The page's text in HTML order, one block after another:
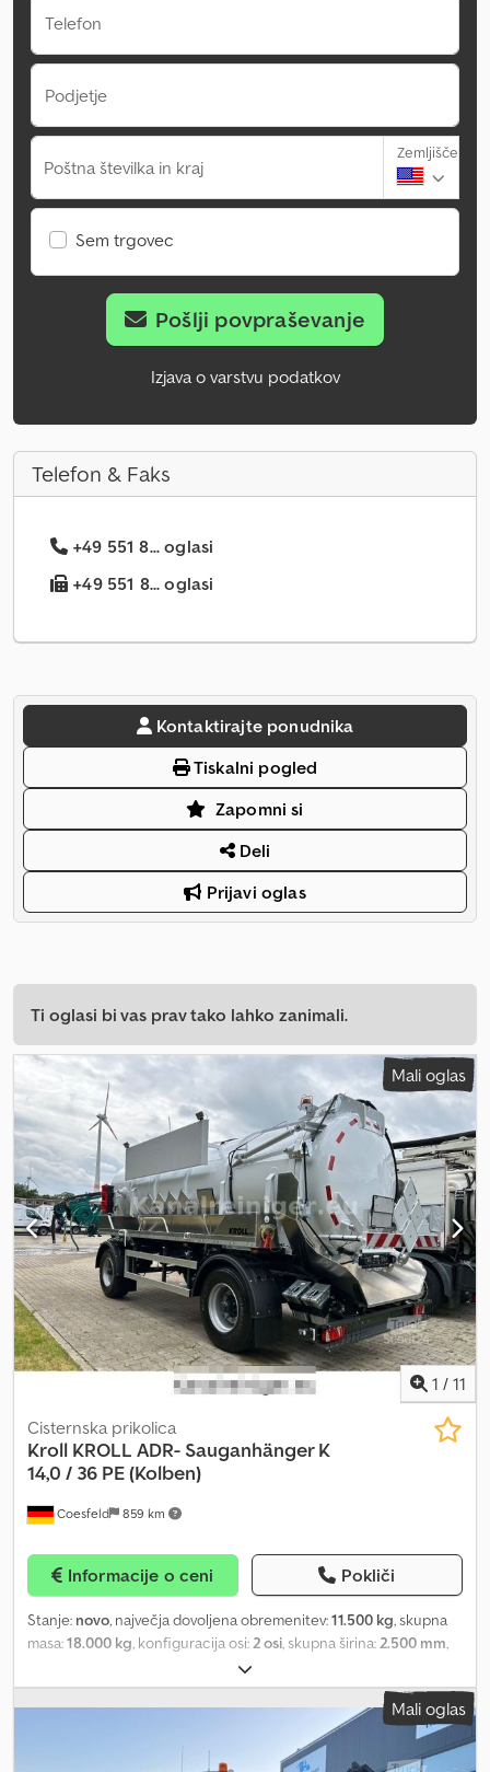
Telefon
Podjetje
Poštna številka in kraj
Zemljišče
Sem trgovec
Pošlji povpraševanje
Izjava o varstvu podatkov
Telefon & Faks
+49 551 8... oglasi
+49 551 8... oglasi
Kontaktirajte ponudnika
Tiskalni pogled
Zapomni si
Deli
Prijavi oglas
Ti oglasi bi vas prav tako lahko zanimali.
Mali oglas
1 / 11
Coesfeld 859 km
Cisternska prikolica
Kroll KROLL ADR- Sauganhänger K
14,0 / 36 PE (Kolben)
Informacije o ceni Pokliči
Stanje: novo, največja dovoljena obremenitev:11.500 kg, skupna
masa:18.000 kg, konfiguracija osi:2 osi, skupna širina:2.500 mm,
, Leto izdelave:
RENT ++ BUY ++ RENT ++ BUY ++ RENT ++ BUY ++ KROLL
Suction-Pressure Tank Trailer ADR (internal no. #518) Type K
14.0/36 PEAH — Tank code L4BH Suitable for collecting and
transporting liquids and sludges. Total volume approx. 14,000 liters
Mali oglas